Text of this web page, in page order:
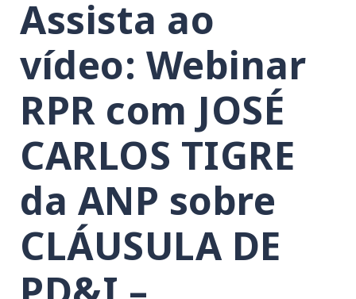
Assista ao
vídeo: Webinar
RPR com JOSÉ
CARLOS TIGRE
da ANP sobre
CLÁUSULA DE